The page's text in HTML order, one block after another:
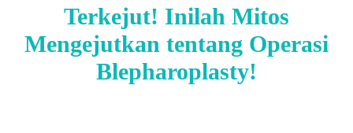
Terkejut! Inilah Mitos
Mengejutkan tentang Operasi
Blepharoplasty!